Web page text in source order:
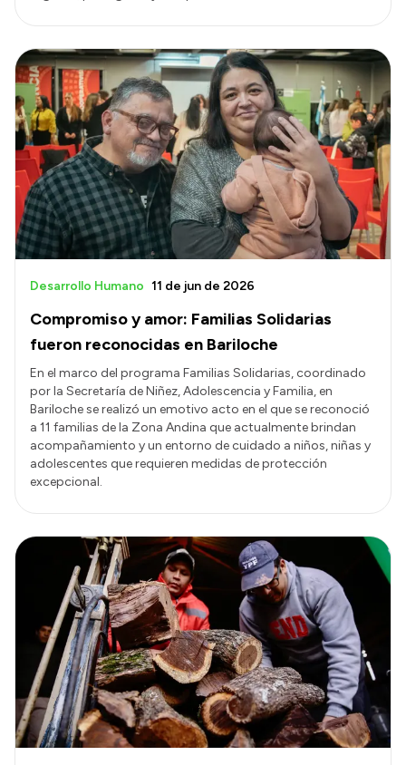
Compromiso y amor: Familias Solidarias
fueron reconocidas en Bariloche
Desarrollo Humano 11 de jun de 2026
En el marco del programa Familias Solidarias, coordinado
por la Secretaría de Niñez, Adolescencia y Familia, en
Bariloche se realizó un emotivo acto en el que se reconoció
a 11 familias de la Zona Andina que actualmente brindan
acompañamiento y un entorno de cuidado a niños, niñas y
adolescentes que requieren medidas de protección
excepcional.